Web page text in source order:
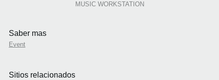
MUSIC WORKSTATION
Saber mas
Event
Sitios relacionados